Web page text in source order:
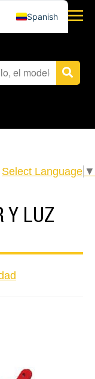
Select Language ▼
Y LUZ
Spanish